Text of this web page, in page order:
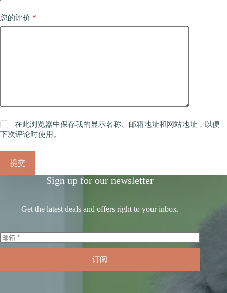
您的评价 *
在此浏览器中保存我的显示名称、邮箱地址和网站地址，以便
下次评论时使用。
提交
Sign up for our newsletter
Get the latest deals and offers right to your inbox.
订阅